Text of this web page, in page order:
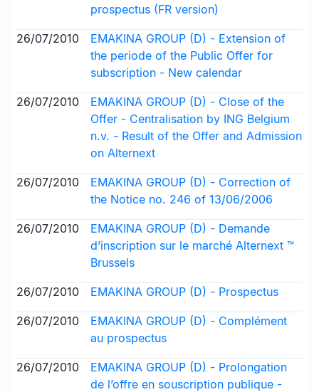
prospectus (FR version)
26/07/2010
EMAKINA GROUP (D) - Extension of
the periode of the Public Offer for
subscription - New calendar
26/07/2010
EMAKINA GROUP (D) - Close of the
Offer - Centralisation by ING Belgium
n.v. - Result of the Offer and Admission
on Alternext
26/07/2010
EMAKINA GROUP (D) - Correction of
the Notice no. 246 of 13/06/2006
26/07/2010
EMAKINA GROUP (D) - Demande
d’inscription sur le marché Alternext ™
Brussels
26/07/2010 EMAKINA GROUP (D) - Prospectus
26/07/2010
EMAKINA GROUP (D) - Complément
au prospectus
26/07/2010
EMAKINA GROUP (D) - Prolongation
de l’offre en souscription publique -